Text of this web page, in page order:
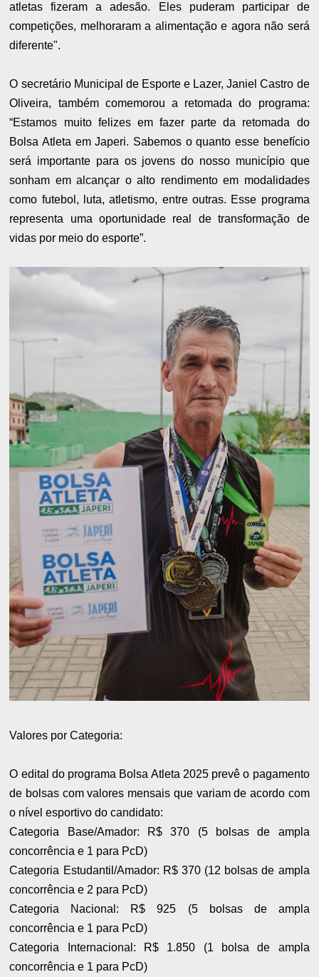
atletas fizeram a adesão. Eles puderam participar de
competições, melhoraram a alimentação e agora não será
diferente".
O secretário Municipal de Esporte e Lazer, Janiel Castro de
Oliveira, também comemorou a retomada do programa:
“Estamos muito felizes em fazer parte da retomada do
Bolsa Atleta em Japeri. Sabemos o quanto esse benefício
será importante para os jovens do nosso município que
sonham em alcançar o alto rendimento em modalidades
como futebol, luta, atletismo, entre outras. Esse programa
representa uma oportunidade real de transformação de
vidas por meio do esporte”.
Valores por Categoria:
O edital do programa Bolsa Atleta 2025 prevê o pagamento
de bolsas com valores mensais que variam de acordo com
o nível esportivo do candidato:
Categoria Base/Amador: R$ 370 (5 bolsas de ampla
concorrência e 1 para PcD)
Categoria Estudantil/Amador: R$ 370 (12 bolsas de ampla
concorrência e 2 para PcD)
Categoria Nacional: R$ 925 (5 bolsas de ampla
concorrência e 1 para PcD)
Categoria Internacional: R$ 1.850 (1 bolsa de ampla
concorrência e 1 para PcD)